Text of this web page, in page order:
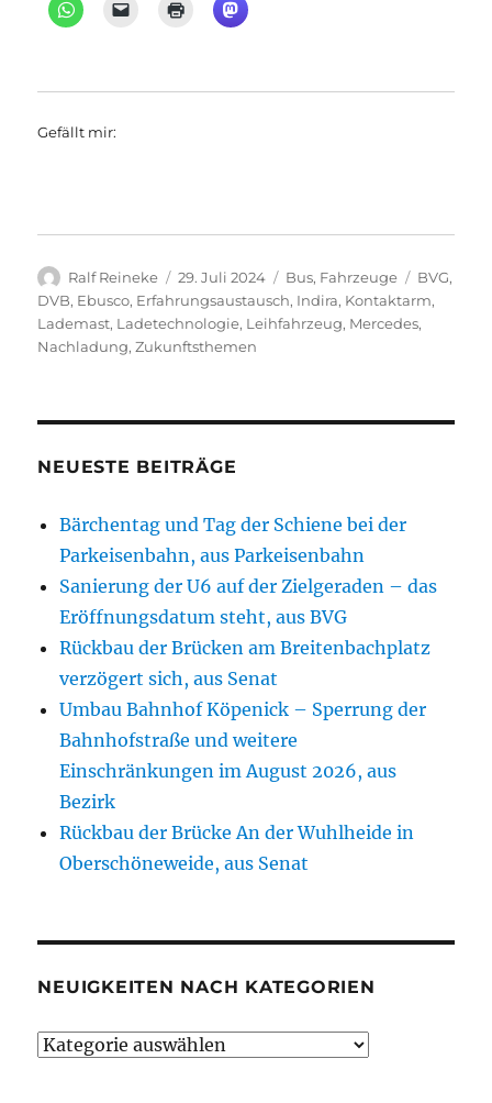
Gefällt mir:
Autor
Ralf Reineke
Veröffentlicht
am
29. Juli 2024 Kategorien
Bus, Fahrzeuge BVG,
DVB, Ebusco, Erfahrungsaustausch, Indira, Kontaktarm,
Lademast, Ladetechnologie, Leihfahrzeug, Mercedes,
Nachladung,Zukunftsthemen
NEUESTE BEITRÄGE
Bärchentag und Tag der Schiene bei der
Parkeisenbahn, aus Parkeisenbahn
Sanierung der U6 auf der Zielgeraden – das
Eröffnungsdatum steht, aus BVG
Rückbau der Brücken am Breitenbachplatz
verzögert sich, aus Senat
Umbau Bahnhof Köpenick – Sperrung der
Bahnhofstraße und weitere
Einschränkungen im August 2026, aus
Bezirk
Rückbau der Brücke An der Wuhlheide in
Oberschöneweide, aus Senat
NEUIGKEITEN NACH KATEGORIEN
Neuigkeiten